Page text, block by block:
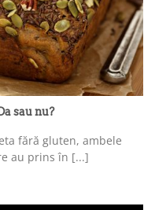
sau nu?
fără gluten, ambele
au prins în [...]